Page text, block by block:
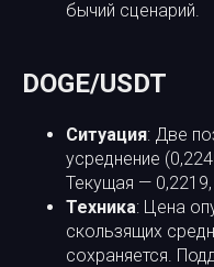
бычий сценарий.
DOGE/USDT
Ситуация: Две
усреднение
Текущая —
Техника: Цена
скользящих
сохраняется.